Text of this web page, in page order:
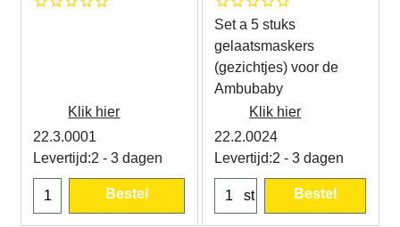
Klik hier
22.3.0001
Levertijd:2 - 3 dagen
Bestel
Set a 5 stuks
gelaatsmaskers
(gezichtjes) voor de
Ambubaby
Klik hier
22.2.0024
Levertijd:2 - 3 dagen
st Bestel